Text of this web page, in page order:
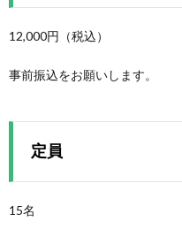
12,000円（税込）
事前振込をお願いします。
定員
15名